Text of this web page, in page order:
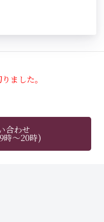
ました。
合わせ
時～20時)